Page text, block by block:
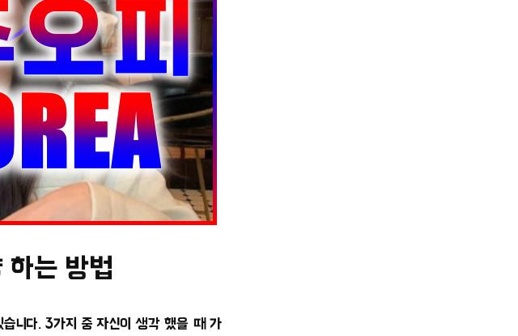
하는 방법
니다. 3가지 중 자신이 생각 했을 때 가